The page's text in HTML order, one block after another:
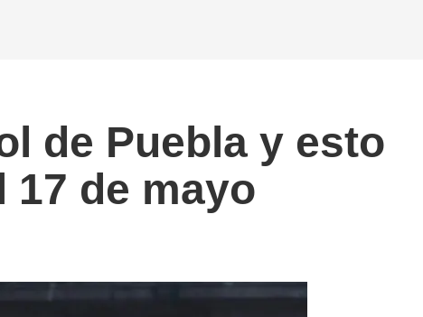
de Puebla y esto
17 de mayo